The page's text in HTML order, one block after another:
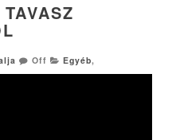
Off Egyéb,